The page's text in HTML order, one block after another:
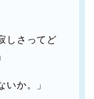
しさってど
いか。」